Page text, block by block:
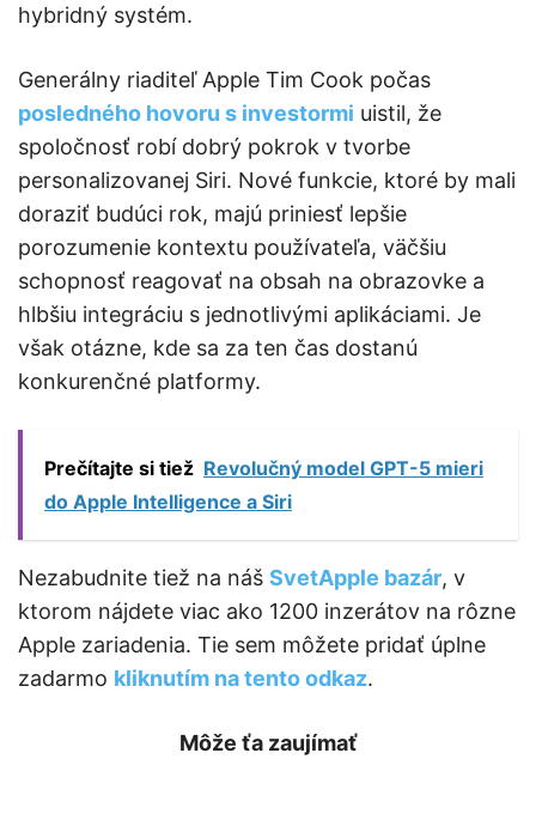
hybridný systém.
Generálny riaditeľ Apple Tim Cook počas
posledného hovoru s investormi uistil, že
spoločnosť robí dobrý pokrok v tvorbe
personalizovanej Siri. Nové funkcie, ktoré by mali
doraziť budúci rok, majú priniesť lepšie
porozumenie kontextu používateľa, väčšiu
schopnosť reagovať na obsah na obrazovke a
hlbšiu integráciu s jednotlivými aplikáciami. Je
však otázne, kde sa za ten čas dostanú
konkurenčné platformy.
Prečítajte si tiež Revolučný model GPT-5 mieri
do Apple Intelligence a Siri
Nezabudnite tiež na náš SvetApple bazár, v
ktorom nájdete viac ako 1200 inzerátov na rôzne
Apple zariadenia. Tie sem môžete pridať úplne
zadarmo kliknutím na tento odkaz.
Môže ťa zaujímať